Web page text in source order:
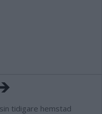
tidigare hemstad